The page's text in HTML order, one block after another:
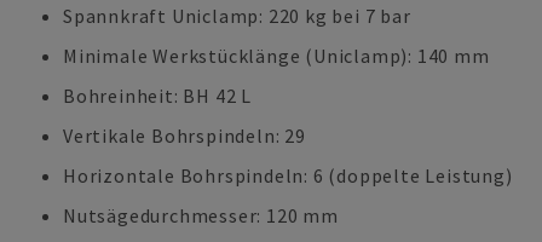
Spannkraft Uniclamp: 220 kg bei 7 bar
Minimale Werkstücklänge (Uniclamp): 140 mm
Bohreinheit: BH 42 L
Vertikale Bohrspindeln: 29
Horizontale Bohrspindeln: 6 (doppelte Leistung)
Nutsägedurchmesser: 120 mm